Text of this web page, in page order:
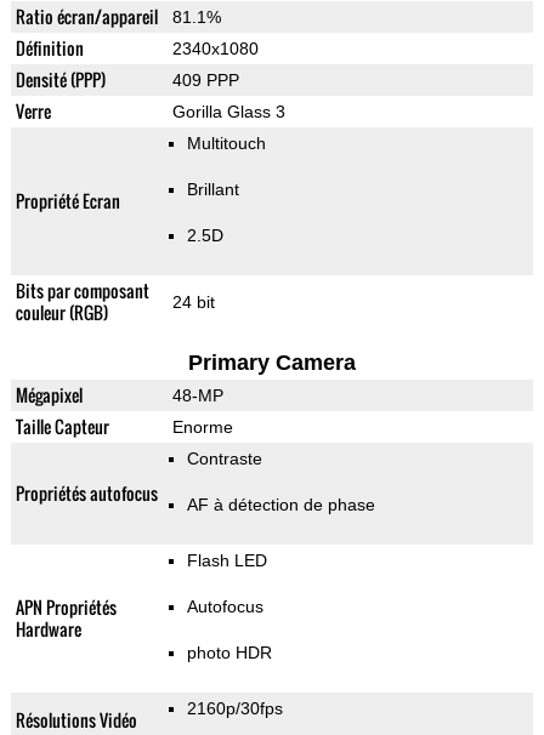
Ratio écran/appareil 81.1%
Définition 2340x1080
Densité (PPP) 409 PPP
Verre Gorilla Glass 3
Propriété Ecran
Multitouch
Brillant
2.5D
Bits par composant
couleur (RGB)
24 bit
Primary Camera
Mégapixel 48-MP
Taille Capteur Enorme
Propriétés autofocus
Contraste
AF à détection de phase
APN Propriétés
Hardware
Flash LED
Autofocus
photo HDR
Résolutions Vidéo 2160p/30fps